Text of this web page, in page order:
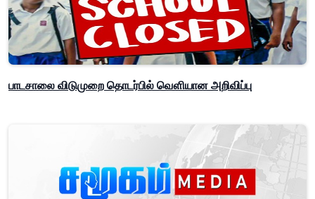
பாடசாலை விடுமுறை தொடர்பில் வௌியான அறிவிப்பு